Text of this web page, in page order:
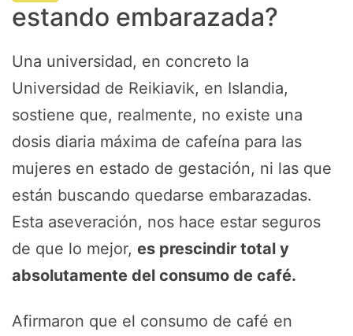
estando embarazada?
Una universidad, en concreto la
Universidad de Reikiavik, en Islandia,
sostiene que, realmente, no existe una
dosis diaria máxima de cafeína para las
mujeres en estado de gestación, ni las que
están buscando quedarse embarazadas.
Esta aseveración, nos hace estar seguros
de que lo mejor, es prescindir total y
absolutamente del consumo de café.
Afirmaron que el consumo de café en